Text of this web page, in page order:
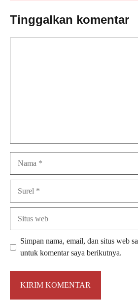
Tinggalkan komentar
Simpan nama, email, dan situs web
untuk komentar saya berikutnya.